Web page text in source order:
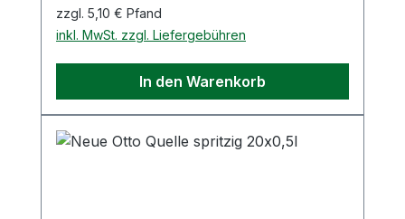
zzgl. 5,10 € Pfand
inkl. MwSt. zzgl. Liefergebühren
In den Warenkorb